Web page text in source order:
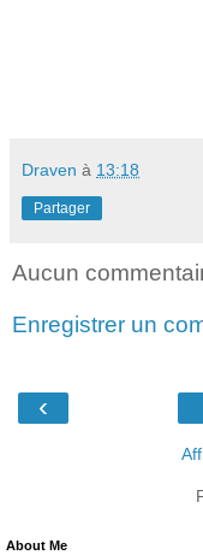
Draven à 13:18
Partager
Aucun
Enregistrer un
‹
About Me